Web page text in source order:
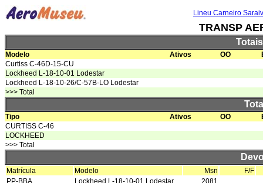
Lineu Carneiro
TRANSP
Modelo Ativos OO
Curtiss C-46D-15-CU
Lockheed L-18-10-01 Lodestar
Lockheed L-18-10-26/C-57B-LO Lodestar
>>> Total
Tipo Ativos OO
CURTISS C-46
LOCKHEED
>>> Total
Matrícula Modelo Msn
F/F
PP-BBA
Lockheed L-18-10-01 Lodestar
2081